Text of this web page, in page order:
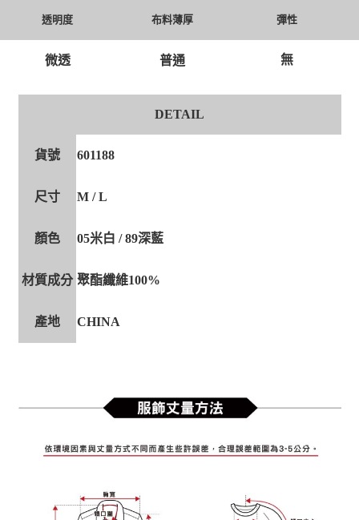
透明度 布料薄厚 彈性
微透 普通 無
DETAIL
貨號 601188
尺寸 M / L
顏色 05米白 / 89深藍
材質成分 聚酯纖維100%
產地 CHINA